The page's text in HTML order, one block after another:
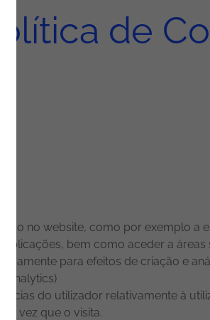
de
no website, como por exemplo a
aplicações, bem como aceder a
para efeitos de criação e
Analytics)
do utilizador relativamente à
vez que o visita.